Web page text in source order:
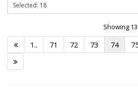
Showing
1.. 71 72 73 74